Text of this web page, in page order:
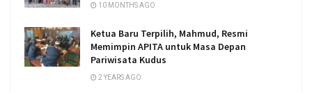
10 MONTHS AGO
Ketua Baru Terpilih, Mahmud, Resmi
Memimpin APITA untuk Masa Depan
Pariwisata Kudus
2 YEARS AGO